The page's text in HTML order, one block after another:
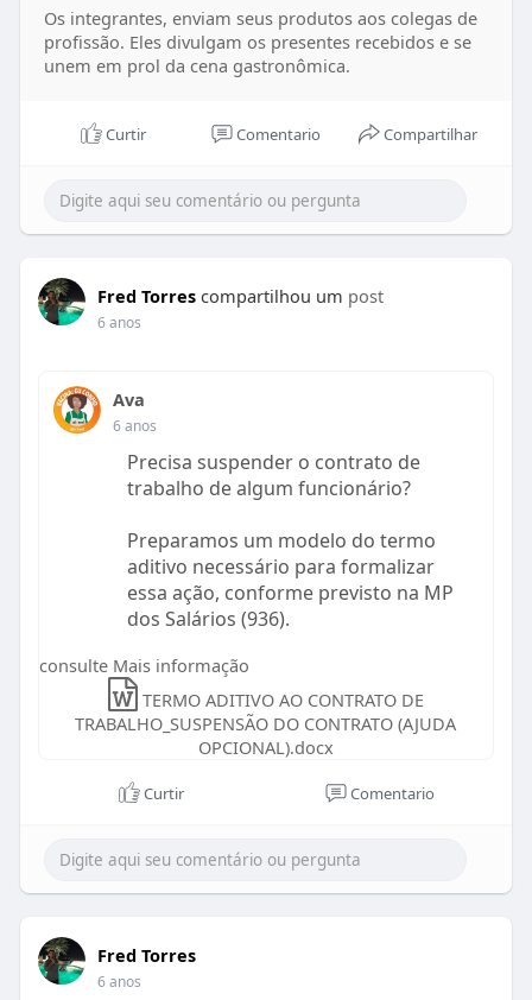
Os integrantes, enviam seus produtos aos colegas de
profissão. Eles divulgam os presentes recebidos e se
unem em prol da cena gastronômica.
Curtir Comentario Compartilhar
Fred Torres compartilhou um post
6 anos
Ava
6 anos
Precisa suspender o contrato de
trabalho de algum funcionário?
Preparamos um modelo do termo
aditivo necessário para formalizar
essa ação, conforme previsto na MP
dos Salários (936).
Termo aditivo para empresas com
faturamento até 4,8 milhões:
https://drive.google.com/file/....d/1RyK
OedyeNbJrCC-Wv
Termo aditivo para empresas com
https://drive.google.com/file/....d/18laP
#salarios
consulte Mais informação
TERMO ADITIVO AO CONTRATO DE
TRABALHO_SUSPENSÃO DO CONTRATO (AJUDA
OPCIONAL).docx
Curtir Comentario
Fred Torres
6 anos